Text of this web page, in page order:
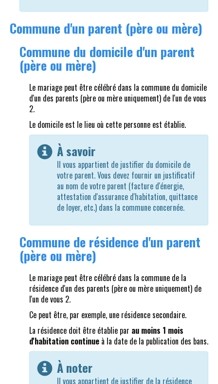
Commune d'un parent (père ou mère)
Commune du domicile d'un parent
(père ou mère)
Le mariage peut être célébré dans la commune du domicile
d'un des parents (père ou mère uniquement) de l'un de vous
2.
Le domicile est le lieu où cette personne est établie.
À savoir
Il vous appartient de justifier du domicile de
votre parent. Vous devez fournir un justificatif
au nom de votre parent (facture d'énergie,
attestation d'assurance d'habitation, quittance
de loyer, etc.) dans la commune concernée.
Commune de résidence d'un parent
(père ou mère)
Le mariage peut être célébré dans la commune de la
résidence d'un des parents (père ou mère uniquement) de
l'un de vous 2.
Ce peut être, par exemple, une résidence secondaire.
La résidence doit être établie par au moins 1 mois
d'habitation continue à la date de la publication des bans.
À noter
Il vous appartient de justifier de la résidence